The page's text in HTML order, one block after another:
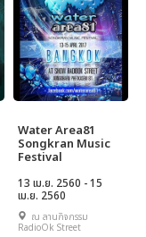
Water Area81
Songkran Music
Festival
13 เม.ย. 2560 - 15
เม.ย. 2560
ณ ลานกิจกรรม
RadioOk Street